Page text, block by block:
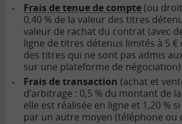
Frais de tenue de compte(ou
0,40 % de la valeur des titres
valeur de rachat du contrat (avec
ligne de titres détenus limités à 5 €
des titres qui ne sont pas admis
sur une plateforme de négociation)
Frais de transaction (achat et
d’arbitrage : 0,5 % du montant de
elle est réalisée en ligne et 1,20 %
par un autre moyen (téléphone ou